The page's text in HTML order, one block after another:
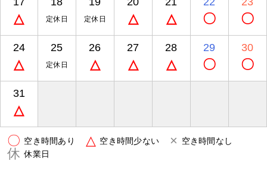
△ 定休日 定休日 △ △ 〇 〇
24
△
25
定休日
26
△
27
△
28
△
29
〇
30
〇
31
△
〇 空き時間あり △ 空き時間少ない × 空き時間なし
休 休業日